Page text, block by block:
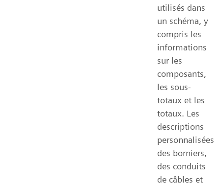
utilisés dans
un schéma, y
compris les
informations
sur les
composants,
les sous-
totaux et les
totaux. Les
descriptions
personnalisées
des borniers,
des conduits
de câbles et